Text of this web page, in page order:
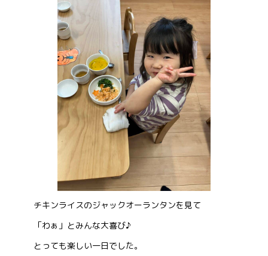
チキンライスのジャックオーランタンを見て
「わぁ」とみんな大喜び♪
とっても楽しい一日でした。